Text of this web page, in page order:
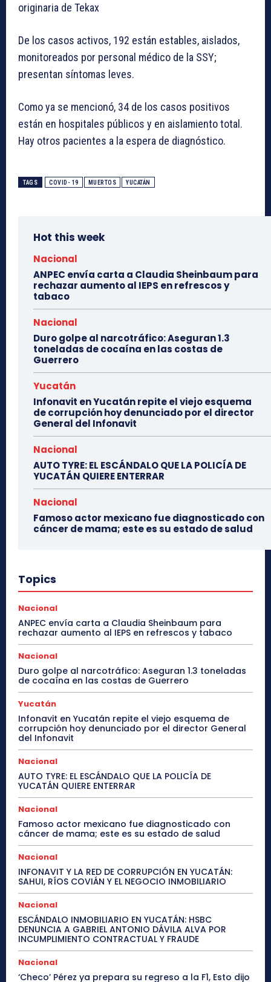
originaria de Tekax
De los casos activos, 192 están estables, aislados,
monitoreados por personal médico de la SSY;
presentan síntomas leves.
Como ya se mencionó, 34 de los casos positivos
están en hospitales públicos y en aislamiento total.
Hay otros pacientes a la espera de diagnóstico.
TAGS COVID- 19 MUERTOS YUCATÁN
Hot this week
Nacional
ANPEC envía carta a Claudia Sheinbaum para
rechazar aumento al IEPS en refrescos y
tabaco
Nacional
Duro golpe al narcotráfico: Aseguran 1.3
toneladas de cocaína en las costas de
Guerrero
Yucatán
Infonavit en Yucatán repite el viejo esquema
de corrupción hoy denunciado por el director
General del Infonavit
Nacional
AUTO TYRE: EL ESCÁNDALO QUE LA POLICÍA DE
YUCATÁN QUIERE ENTERRAR
Nacional
Famoso actor mexicano fue diagnosticado con
cáncer de mama; este es su estado de salud
Topics
Nacional
ANPEC envía carta a Claudia Sheinbaum para
rechazar aumento al IEPS en refrescos y tabaco
Nacional
Duro golpe al narcotráfico: Aseguran 1.3 toneladas
de cocaína en las costas de Guerrero
Yucatán
Infonavit en Yucatán repite el viejo esquema de
corrupción hoy denunciado por el director General
del Infonavit
Nacional
AUTO TYRE: EL ESCÁNDALO QUE LA POLICÍA DE
YUCATÁN QUIERE ENTERRAR
Nacional
Famoso actor mexicano fue diagnosticado con
cáncer de mama; este es su estado de salud
Nacional
INFONAVIT Y LA RED DE CORRUPCIÓN EN YUCATÁN:
SAHUI, RÍOS COVIÁN Y EL NEGOCIO INMOBILIARIO
Nacional
ESCÁNDALO INMOBILIARIO EN YUCATÁN: HSBC
DENUNCIA A GABRIEL ANTONIO DÁVILA ALVA POR
INCUMPLIMIENTO CONTRACTUAL Y FRAUDE
Nacional
‘Checo’ Pérez ya prepara su regreso a la F1, Esto dijo